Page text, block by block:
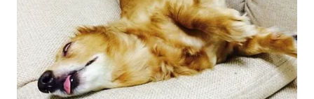
BINTAN
WN
MANDALIKA
WN